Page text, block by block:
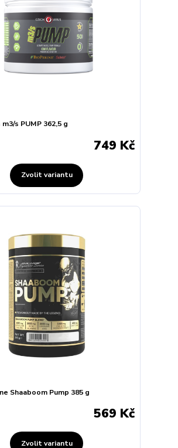
s PUMP 362,5 g
749 Kč
Zvolit variantu
Shaaboom Pump 385 g
569 Kč
Zvolit variantu